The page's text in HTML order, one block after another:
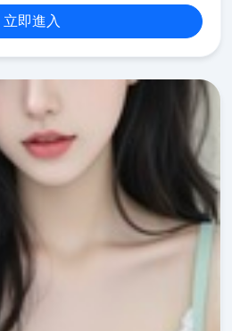
立即進入